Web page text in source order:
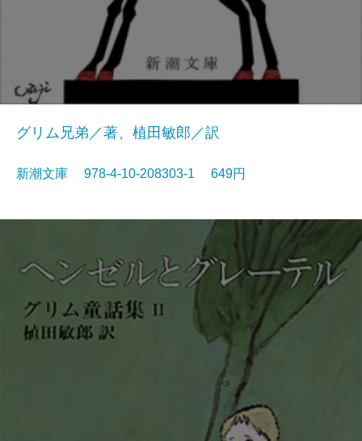
グリム兄弟／著、植田敏郎／訳
新潮文庫 978-4-10-208303-1 649円